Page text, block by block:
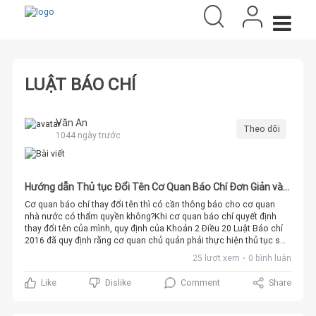
LUẬT BÁO CHÍ
Văn An
1044 ngày trước
Theo dõi
Hướng dẫn Thủ tục Đổi Tên Cơ Quan Báo Chí Đơn Giản và
Hiệu Quả
Cơ quan báo chí thay đổi tên thì có cần thông báo cho cơ quan
nhà nước có thẩm quyền không?Khi cơ quan báo chí quyết định
thay đổi tên của mình, quy định của Khoản 2 Điều 20 Luật Báo chí
2016 đã quy định rằng cơ quan chủ quản phải thực hiện thủ tục sửa
đổi tên gọi cơ quan, tên gọi cơ quan báo chí, và các yếu tố khác
trong giấy phép hoạt động báo chí. Quy trình này đòi hỏi cơ quan
chủ quản cần có hồ sơ đề nghị sửa đổi, bổ sung giấy phép và gửi
đến Bộ Thông tin và Truyền thông để thực hiện các thay đổi
25 lượt xem 0 bình luận
Like Dislike Comment Share